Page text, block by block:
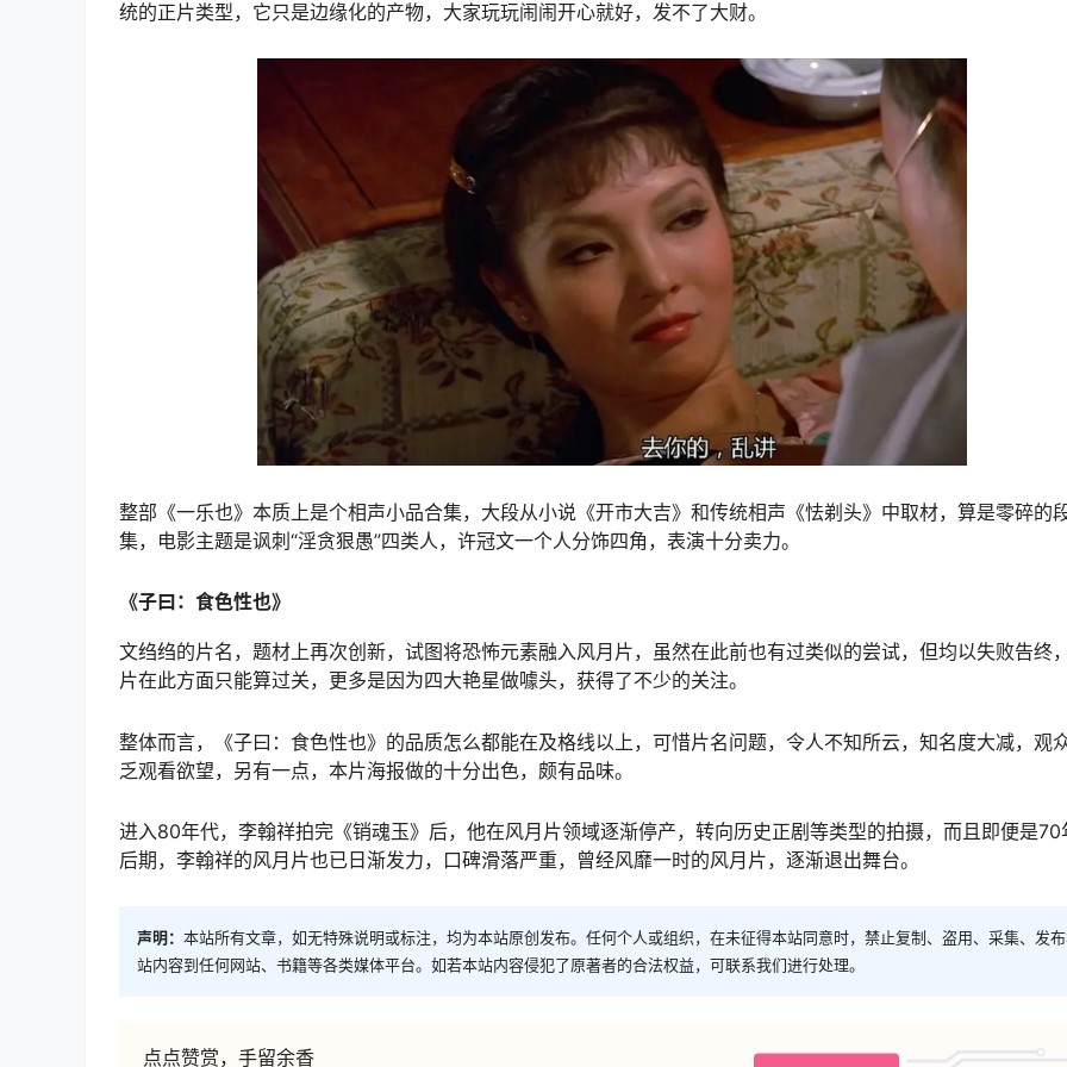
统的正片类型，它只是边缘化的产物，大家玩玩闹闹开心就好，发不了大财。
整部《一乐也》本质上是个相声小品合集，大段从小说《开市大吉》和传统相声《怯剃头》中取材，算是零碎的
集，电影主题是讽刺“淫贪狠愚”四类人，许冠文一个人分饰四角，表演十分卖力。
《子曰：食色性也》
文绉绉的片名，题材上再次创新，试图将恐怖元素融入风月片，虽然在此前也有过类似的尝试，但均以失败告终
片在此方面只能算过关，更多是因为四大艳星做噱头，获得了不少的关注。
整体而言，《子曰：食色性也》的品质怎么都能在及格线以上，可惜片名问题，令人不知所云，知名度大减，观
乏观看欲望，另有一点，本片海报做的十分出色，颇有品味。
进入80年代，李翰祥拍完《销魂玉》后，他在风月片领域逐渐停产，转向历史正剧等类型的拍摄，而且即便是70
后期，李翰祥的风月片也已日渐发力，口碑滑落严重，曾经风靡一时的风月片，逐渐退出舞台。
声明： 本站所有文章，如无特殊说明或标注，均为本站原创发布。任何个人或组织，在未征得本站同意时，禁止复制、盗用、采集、发
站内容到任何网站、书籍等各类媒体平台。如若本站内容侵犯了原著者的合法权益，可联系我们进行处理。
点点赞赏，手留余香